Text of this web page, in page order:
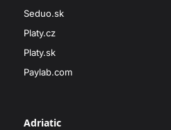
Seduo.sk
Platy.cz
Platy.sk
Paylab.com
Adriatic